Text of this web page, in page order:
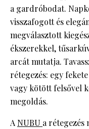
a gardróbodat.
visszafogott és
megválasztott
ékszerekkel,
arcát mutatja.
rétegezés: egy
vagy kötött felsővel
megoldás.
A NUBU a rétegezés